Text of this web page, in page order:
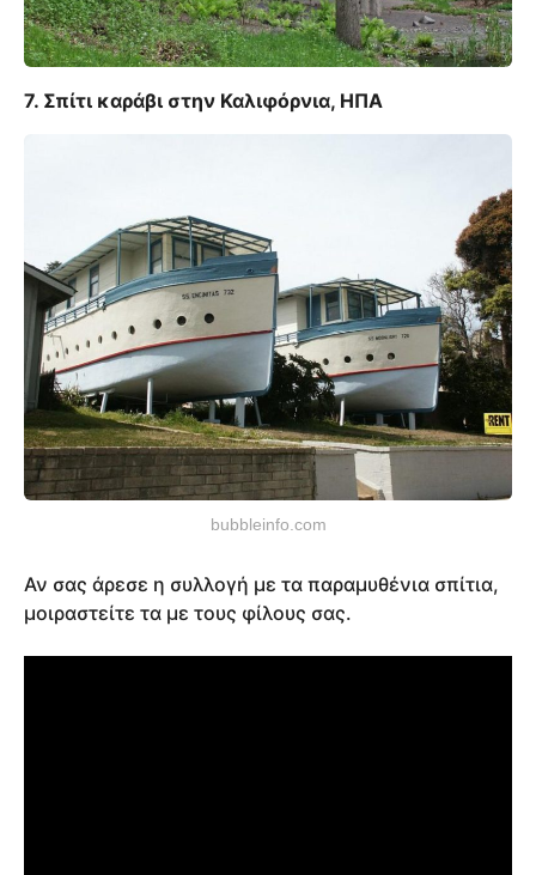
7. Σπίτι καράβι στην Καλιφόρνια, ΗΠΑ
bubbleinfo.com
Αν σας άρεσε η συλλογή με τα παραμυθένια σπίτια,
μοιραστείτε τα με τους φίλους σας.